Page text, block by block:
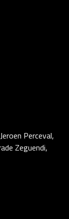
Perceval,
Zeguendi,